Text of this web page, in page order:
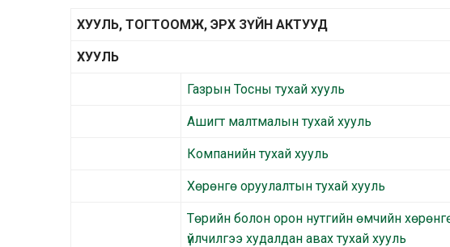
ХУУЛЬ, ТОГТООМЖ, ЭРХ ЗҮЙН АКТУУД
ХУУЛЬ
Газрын Тосны тухай хууль
Ашигт малтмалын тухай хууль
Компанийн тухай хууль
Хөрөнгө оруулалтын тухай хууль
Төрийн болон орон нутгийн өмчийн
үйлчилгээ худалдан авах тухай хууль